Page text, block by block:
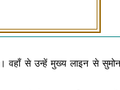
वहाँ से उन्हें मुख्य लाइन से